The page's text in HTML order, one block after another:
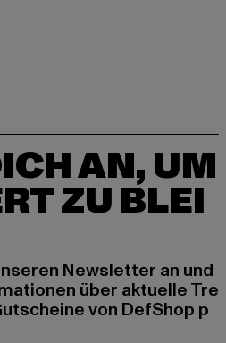
129,99 EUR
AN, UM
ZU BLEI
Newsletter an und
über aktuelle Tre
von DefShop p